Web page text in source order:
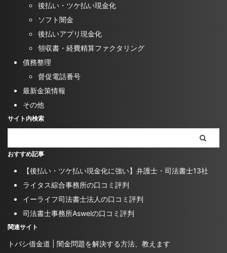
後払い・ツケ払い現金化
ソフト闇金
後払いアプリ現金化
領収書・経費精算ファクタリング
債務整理
督促電話番号
最新金策情報
その他
サイト内検索
おすすめ記事
【後払い・ツケ払い現金化に強い】弁護士・司法書士13社
ライタス綜合事務所の口コミ評判
イーライフ司法書士法人の口コミ評判
司法書士事務所Aswelの口コミ評判
関連サイト
トバシ借金道 | 闇金問題を解決する方法、教えます